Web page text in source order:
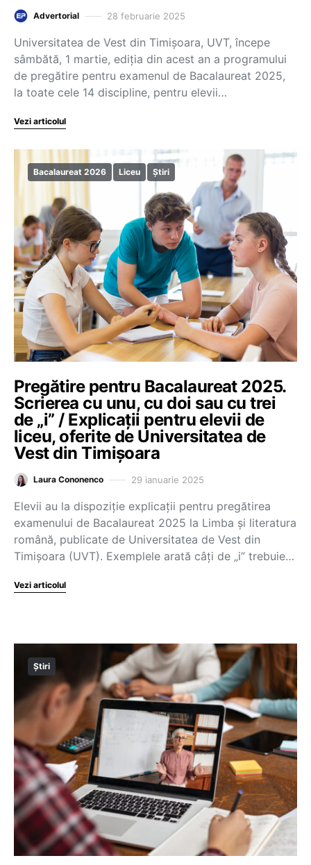
Advertorial 28 februarie 2025
Universitatea de Vest din Timișoara, UVT, începe
sâmbătă, 1 martie, ediția din acest an a programului
de pregătire pentru examenul de Bacalaureat 2025,
la toate cele 14 discipline, pentru elevii…
Vezi articolul
Bacalaureat 2026 Liceu Știri
Pregătire pentru Bacalaureat 2025.
Scrierea cu unu, cu doi sau cu trei
de „i” / Explicații pentru elevii de
liceu, oferite de Universitatea de
Vest din Timișoara
Laura Cononenco 29 ianuarie 2025
Elevii au la dispoziție explicații pentru pregătirea
examenului de Bacalaureat 2025 la Limba și literatura
română, publicate de Universitatea de Vest din
Timișoara (UVT). Exemplele arată câți de „i” trebuie…
Vezi articolul
Știri